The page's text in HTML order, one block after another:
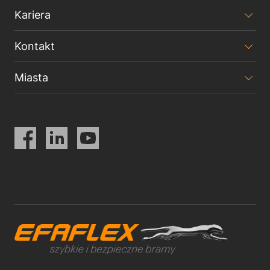
Kariera
Kontakt
Miasta